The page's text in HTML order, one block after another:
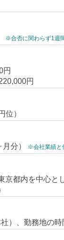
※合否に関わらず1週
円
円
位）
分）
※会社業績と
京都内を中心と
）、勤務地の時